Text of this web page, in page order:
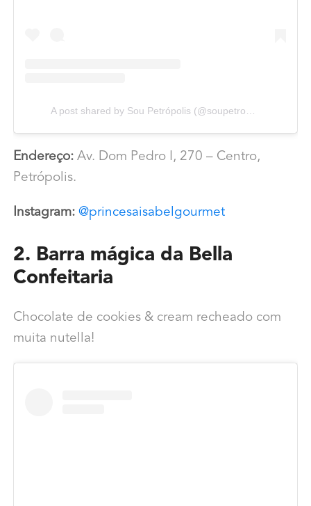
Endereço:Av. Dom Pedro I, 270 – Centro,
Petrópolis.
Instagram: @princesaisabelgourmet
2. Barra mágica da Bella
Confeitaria
Chocolate de cookies & cream recheado com
muita nutella!